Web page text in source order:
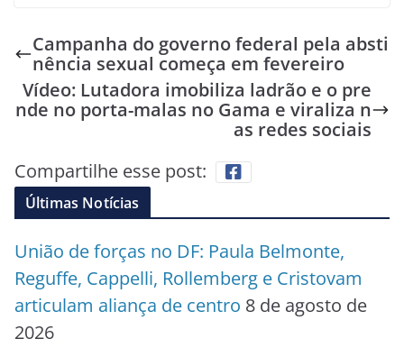
Campanha do governo federal pela absti
nência sexual começa em fevereiro
Vídeo: Lutadora imobiliza ladrão e o pre
nde no porta-malas no Gama e viraliza n
as redes sociais
Compartilhe esse post:
Últimas Notícias
União de forças no DF: Paula Belmonte,
Reguffe, Cappelli, Rollemberg e Cristovam
articulam aliança de centro 8 de agosto de
2026